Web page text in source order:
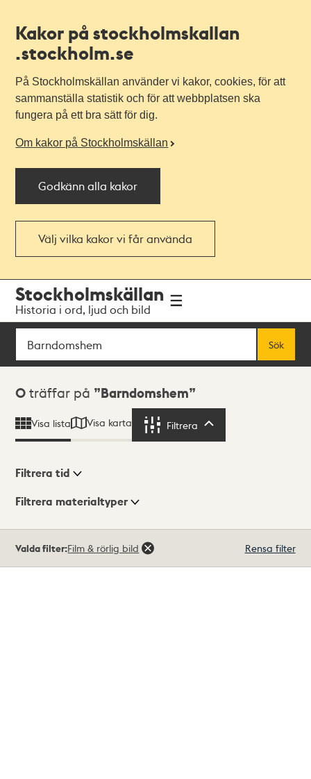
Kakor på stockholmskallan
.stockholm.se
På Stockholmskällan använder vi kakor, cookies, för att
sammanställa statistik och för att webbplatsen ska
fungera på ett bra sätt för dig.
Om kakor på Stockholmskällan
Godkänn alla kakor
Välj vilka kakor vi får använda
navigationen
huvudinnehållet
Stockholmskällan
Historia i ord, ljud och bild
Sök
Sök
Sökresultat
0 träffar på Barndomshem
Visa lista Visa karta Filtrera
Visningsläge
Filtrera tid
Filtrera materialtyper
träffar
Valda filter:Film & rörlig bild Rensa filter